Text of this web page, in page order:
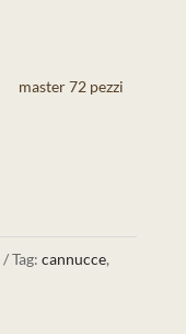
master 72 pezzi
Tag: cannucce,